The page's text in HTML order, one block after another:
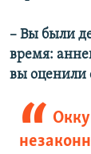
–​ Вы были
время:
вы оценили